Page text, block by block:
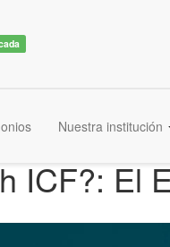
Nuestra institución
ICF?: El